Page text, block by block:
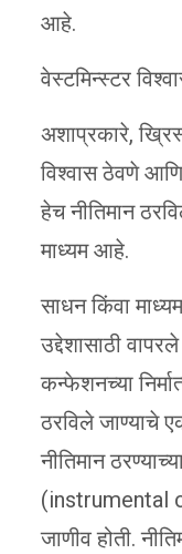
आहे.
वेस्टमिन्स्टर
अशाप्रकारे,
विश्वास ठेवणे
हेच नीतिमान
माध्यम आहे.
साधन किंवा
उद्देशासाठी
कन्फेशनच्या
ठरविले जाण्याचे
नीतिमान
(instrumental
जाणीव होती.